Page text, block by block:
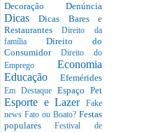
Decoração Denúncia
DicasDicas Bares e
RestaurantesDireito da
família Direito do
Consumidor Direito do
Emprego Economia
Educação Efemérides
Em Destaque Espaço Pet
Esporte e Lazer
Fake
news Fato ou Boato? Festas
popularesFestival de